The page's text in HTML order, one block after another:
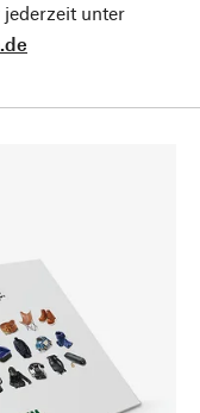
unter